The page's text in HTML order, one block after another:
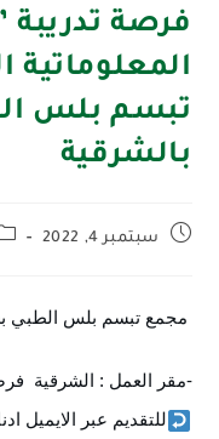
فرصة
تبسم بلس
بالشرقية
سبتمبر 4, 2022
-مقر العمل : الشرقية